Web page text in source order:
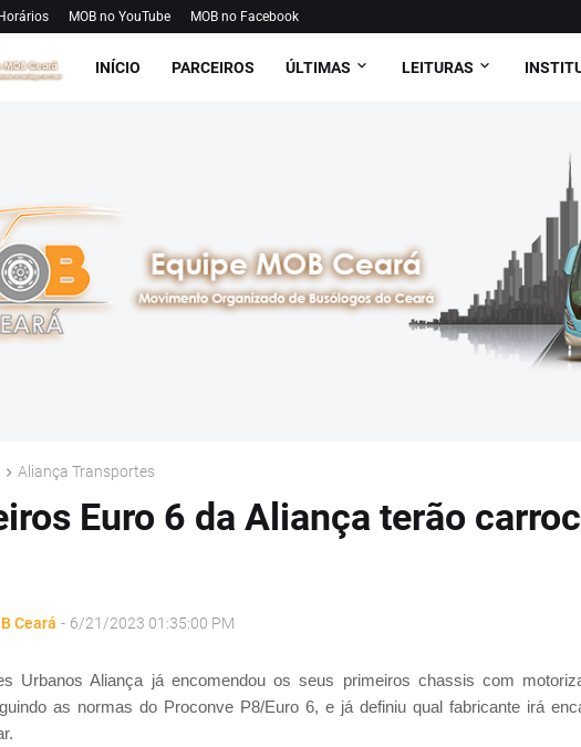
MOB no YouTube MOB no Facebook
INÍCIO PARCEIROS ÚLTIMAS LEITURAS
Aliança Transportes
Euro 6 da Aliança terão
Ceará - 6/21/2023 01:35:00 PM
Urbanos Aliança já encomendou os seus primeiros chassis com
as normas do Proconve P8/Euro 6, e já definiu qual fabricante irá